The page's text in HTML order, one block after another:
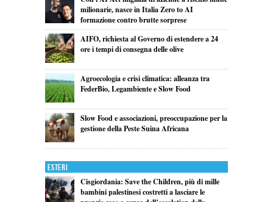
milionarie, nasce in Italia Zero to AI
formazione contro brutte sorprese
AIFO, richiesta al Governo di estendere a 24
ore i tempi di consegna delle olive
Agroecologia e crisi climatica: alleanza tra
FederBio, Legambiente e Slow Food
Slow Food e associazioni, preoccupazione per la
gestione della Peste Suina Africana
Esteri
Cisgiordania: Save the Children, più di mille
bambini palestinesi costretti a lasciare le